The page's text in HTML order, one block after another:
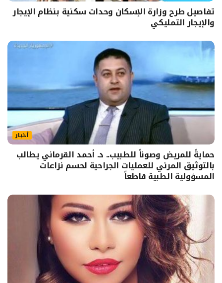
تفاصيل طرح وزارة الإسكان وحدات سكنية بنظام الإيجار
والإيجار التمليكي
أخبار
حمايةً للمريض وصوناً للطبيب.. د. أحمد القرماني يطالب
بالتوثيق المرئي للعمليات الجراحية لحسم نزاعات
المسؤولية الطبية قاطعاً